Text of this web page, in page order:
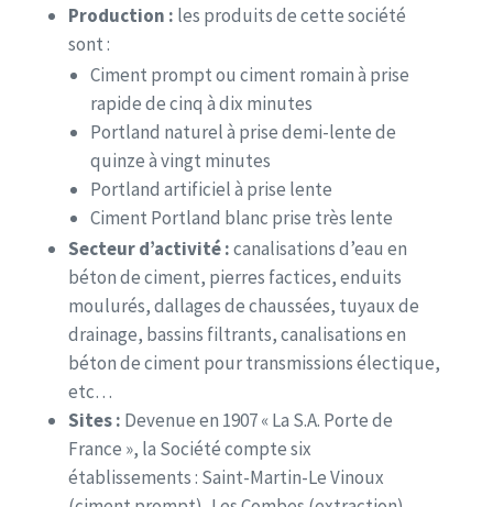
Production : les produits de cette société
sont :
Ciment prompt ou ciment romain à prise
rapide de cinq à dix minutes
Portland naturel à prise demi-lente de
quinze à vingt minutes
Portland artificiel à prise lente
Ciment Portland blanc prise très lente
Secteur d’activité :canalisations d’eau en
béton de ciment, pierres factices, enduits
moulurés, dallages de chaussées, tuyaux de
drainage, bassins filtrants, canalisations en
béton de ciment pour transmissions électique,
etc…
Sites : Devenue en 1907 « La S.A. Porte de
France », la Société compte six
établissements : Saint-Martin-Le Vinoux